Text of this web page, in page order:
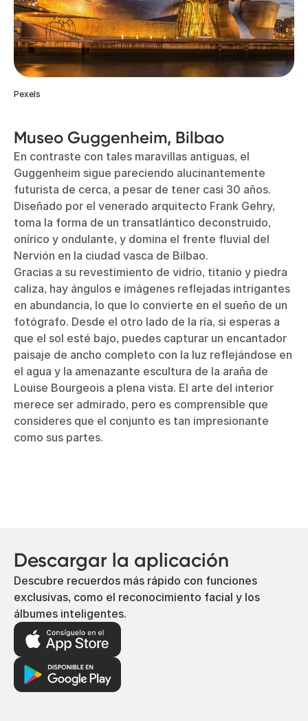
Pexels
Museo Guggenheim, Bilbao
En contraste con tales maravillas antiguas, el
Guggenheim sigue pareciendo alucinantemente
futurista de cerca, a pesar de tener casi 30 años.
Diseñado por el venerado arquitecto Frank Gehry,
toma la forma de un transatlántico deconstruido,
onírico y ondulante, y domina el frente fluvial del
Nervión en la ciudad vasca de Bilbao.
Gracias a su revestimiento de vidrio, titanio y piedra
caliza, hay ángulos e imágenes reflejadas intrigantes
en abundancia, lo que lo convierte en el sueño de un
fotógrafo. Desde el otro lado de la ría, si esperas a
que el sol esté bajo, puedes capturar un encantador
paisaje de ancho completo con la luz reflejándose en
el agua y la amenazante escultura de la araña de
Louise Bourgeois a plena vista. El arte del interior
merece ser admirado, pero es comprensible que
consideres que el conjunto es tan impresionante
como sus partes.
Descargar la aplicación
Descubre recuerdos más rápido con funciones
exclusivas, como el reconocimiento facial y los
álbumes inteligentes.